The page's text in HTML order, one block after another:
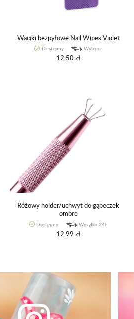
Waciki bezpyłowe Nail Wipes Violet
Dostępny Wybierz
12,50 zł
Różowy holder/uchwyt do gąbeczek
ombre
Dostępny Wysyłka 24h
12,99 zł